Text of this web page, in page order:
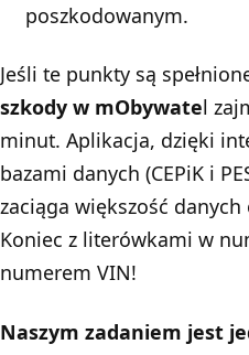
poszkodowanym.
Jeśli te punkty są
szkody w mObywatel
minut. Aplikacja, dzięki
bazami danych (CEPiK i
zaciąga większość
Koniec z literówkami w
numerem VIN!
Naszym zadaniem jest